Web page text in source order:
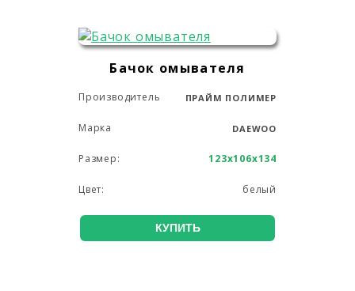
Бачок омывателя
Производитель ПРАЙМ ПОЛИМЕР
Марка DAEWOO
Размер: 123х106х134
Цвет: белый
КУПИТЬ